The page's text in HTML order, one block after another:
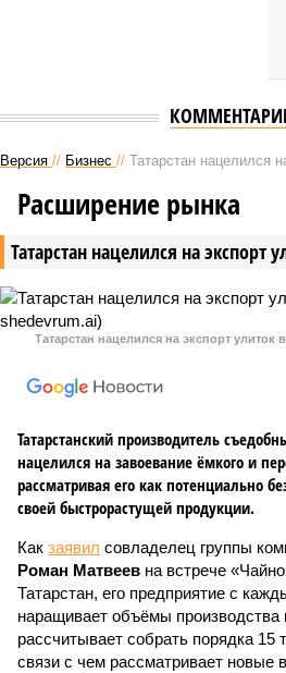
Версия // Бизнес // Татарстан нацелился
Татарстан нацелился на экспорт
Расширение рынка
Татарстан нацелился на экспорт улиток
Татарстанский производитель
нацелился на завоевание ёмкого и
рассматривая его как потенциально
своей быстрорастущей продукции.
Как заявил совладелец группы
Роман Матвеев на встрече
Татарстан, его предприятие с
наращивает объёмы производства
рассчитывает собрать порядка 15
связи с чем рассматривает новые